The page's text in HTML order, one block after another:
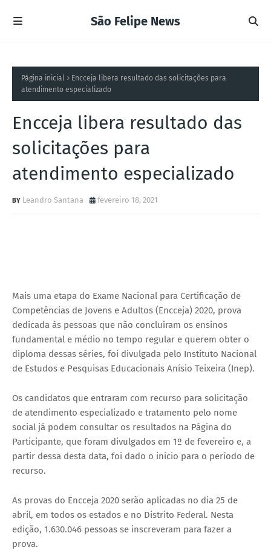
São Felipe News
Página inicial
Encceja libera resultado das solicitações para
atendimento especializado
Encceja libera resultado das
solicitações para
atendimento especializado
Leandro Santana fevereiro 18, 2021
Mais uma etapa do Exame Nacional para Certificação de
Competências de Jovens e Adultos (Encceja) 2020, prova
dedicada às pessoas que não concluíram os ensinos
fundamental e médio no tempo regular e querem obter o
diploma dessas séries, foi divulgada pelo Instituto Nacional
de Estudos e Pesquisas Educacionais Anísio Teixeira (Inep).
Os candidatos que entraram com recurso para solicitação
de atendimento especializado e tratamento pelo nome
social já podem consultar os resultados na Página do
Participante, que foram divulgados em 1º de fevereiro e, a
partir dessa desta data, foi dado o início para o período de
recurso.
As provas do Encceja 2020 serão aplicadas no dia 25 de
abril, em todos os estados e no Distrito Federal. Nesta
edição, 1.630.046 pessoas se inscreveram para fazer a
prova.